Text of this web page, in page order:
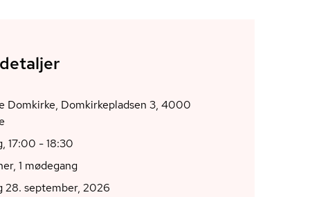
Domkirke, Domkirkepladsen 3, 4000
17:00 - 18:30
1 mødegang
28. september, 2026